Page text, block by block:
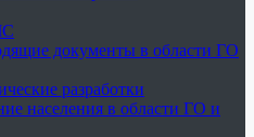
документы в области ГО
разработки
населения в области ГО и